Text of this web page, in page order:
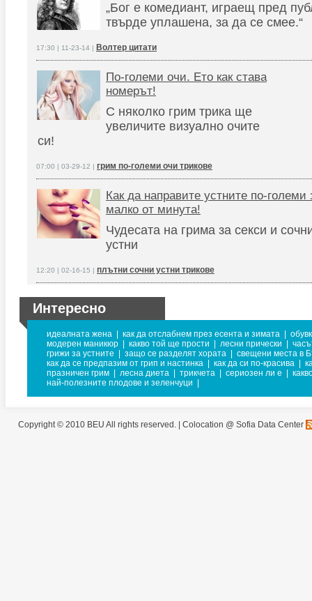
„Бог е комедиант, играещ пред
твърде уплашена, за да се смее.“
17:30 | 11-23-14 | Волтер цитати
По-големи очи. Ето как става
номерът!
С няколко грим трика ще
увеличите визуално очите
си!
07:00 | 03-29-12 | грим по-големи очи трикове
Как да направите устните по-големи
малко от минута!
Чудесата на грима за секси и
устни
12:20 | 02-16-15 | плътни сочни устни трикове
Интересно
идеалната жена как да отслабнем през есента и зимата
модерен маникюр
какво той ще прости лесни прически
грижи за устните
защо се разделят хората
свещени места в
как да се предпазим от грип и настинка
как да си по-красива
празничен грим
лесна диета трикчета сериозен ли е
най-полезните плодове и зеленчуци
Copyright © 2010 BEU All rights reserved. | Colocation @ Sofia Data Center